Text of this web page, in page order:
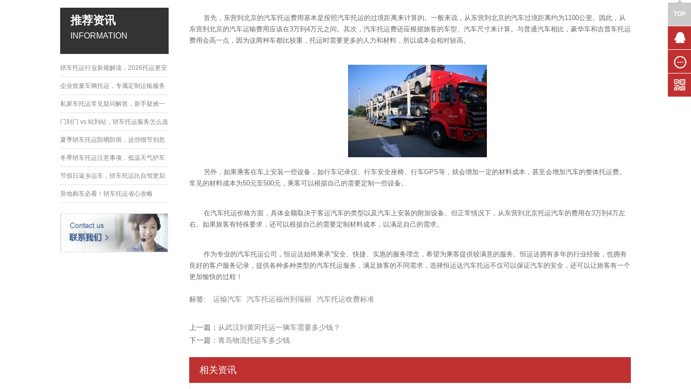
推荐资讯
INFORMATION
轿车托运行业新规解读，2026托运更安
全规范
企业批量车辆托运，专属定制运输服务
优势
私家车托运常见疑问解答，新手疑难一
次性解决
门到门 vs 站到站，轿车托运服务怎么选
夏季轿车托运防晒防雨，这些细节别忽
略
冬季轿车托运注意事项，低温天气护车
指南
节假日返乡运车，轿车托运比自驾更划
算
异地购车必看！轿车托运省心攻略
首先，东营到北京的汽车托运费用基本是按照汽车托运的过境距离来计算的。一般来说，从东营到北京的汽车过境距离约为1100公里。因此，从
东营到北京的汽车运输费用应该在3万到4万元之间。其次，汽车托运费还应根据旅客的车型、汽车尺寸来计算。与普通汽车相比，豪华车和吉普车托运
费用会高一点，因为这两种车都比较重，托运时需要更多的人力和材料，所以成本会相对较高。
另外，如果乘客在车上安装一些设备，如行车记录仪、行车安全座椅、行车GPS等，就会增加一定的材料成本，甚至会增加汽车的整体托运费。
常见的材料成本为50元至500元，乘客可以根据自己的需要定制一些设备。
在汽车托运价格方面，具体金额取决于客运汽车的类型以及汽车上安装的附加设备。但正常情况下，从东营到北京托运汽车的费用在3万到4万左
右。如果旅客有特殊要求，还可以根据自己的需要定制材料成本，以满足自己的需求。
作为专业的汽车托运公司，恒运达始终秉承“安全、快捷、实惠的服务理念，希望为乘客提供较满意的服务。恒运达拥有多年的行业经验，也拥有
良好的客户服务记录，提供各种多种类型的汽车托运服务，满足旅客的不同需求，选择恒运达汽车托运不仅可以保证汽车的安全，还可以让旅客有一个
更加愉快的过程！
标签: 运输汽车 汽车托运福州到瑞丽 汽车托运收费标准
上一篇： 从武汉到黄冈托运一辆车需要多少钱？
下一篇： 青岛物流托运车多少钱
相关资讯
TOP
联系我
在线留